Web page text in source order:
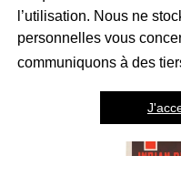
l’utilisation. Nous ne
personnelles vous
communiquons à des